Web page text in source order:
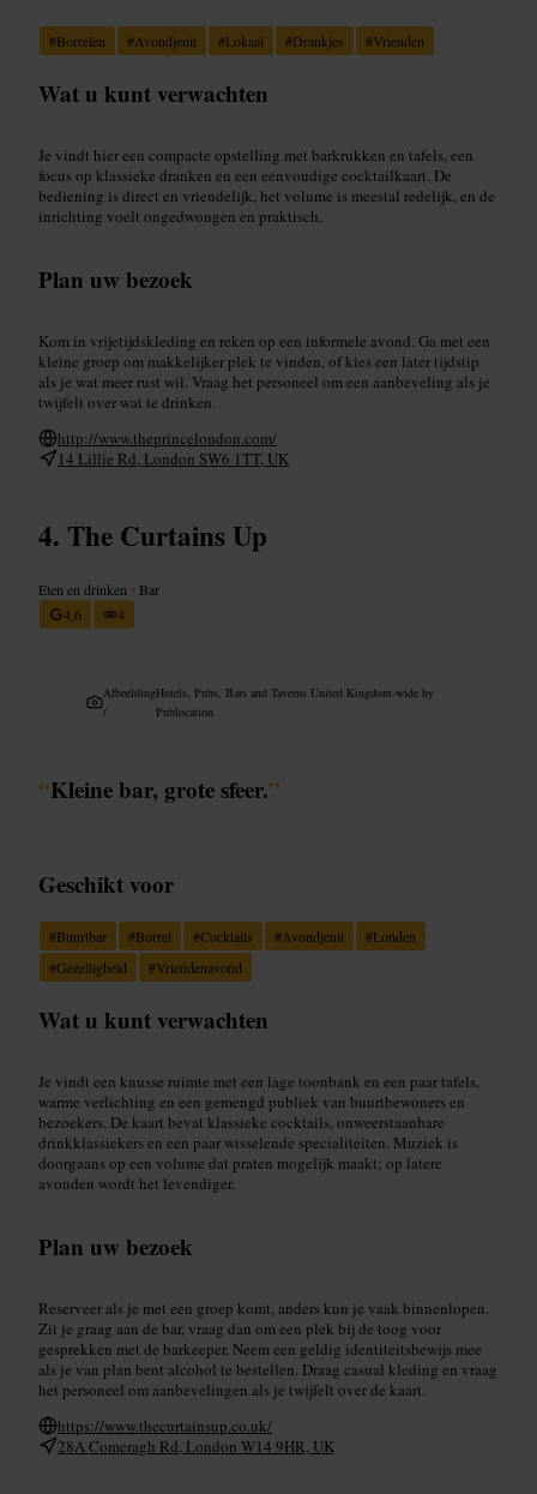
#Borrelen #Avondjeuit #Lokaal #Drankjes #Vrienden
Wat u kunt verwachten
Je vindt hier een compacte opstelling met barkrukken en tafels, een
focus op klassieke dranken en een eenvoudige cocktailkaart. De
bediening is direct en vriendelijk, het volume is meestal redelijk, en de
inrichting voelt ongedwongen en praktisch.
Plan uw bezoek
Kom in vrijetijdskleding en reken op een informele avond. Ga met een
kleine groep om makkelijker plek te vinden, of kies een later tijdstip
als je wat meer rust wil. Vraag het personeel om een aanbeveling als je
twijfelt over wat te drinken.
http://www.theprincelondon.com/
14 Lillie Rd, London SW6 1TT, UK
The Curtains Up
Eten en drinken • Bar
4,6
4
Afbeelding
/
Hotels, Pubs, Bars and Taverns United Kingdom-wide by
Publocation
“Kleine bar, grote sfeer.”
Geschikt voor
#Buurtbar #Borrel #Cocktails #Avondjeuit #Londen
#Gezelligheid #Vriendenavond
Wat u kunt verwachten
Je vindt een knusse ruimte met een lage toonbank en een paar tafels,
warme verlichting en een gemengd publiek van buurtbewoners en
bezoekers. De kaart bevat klassieke cocktails, onweerstaanbare
drinkklassiekers en een paar wisselende specialiteiten. Muziek is
doorgaans op een volume dat praten mogelijk maakt; op latere
avonden wordt het levendiger.
Plan uw bezoek
Reserveer als je met een groep komt, anders kun je vaak binnenlopen.
Zit je graag aan de bar, vraag dan om een plek bij de toog voor
gesprekken met de barkeeper. Neem een geldig identiteitsbewijs mee
als je van plan bent alcohol te bestellen. Draag casual kleding en vraag
het personeel om aanbevelingen als je twijfelt over de kaart.
https://www.thecurtainsup.co.uk/
28A Comeragh Rd, London W14 9HR, UK